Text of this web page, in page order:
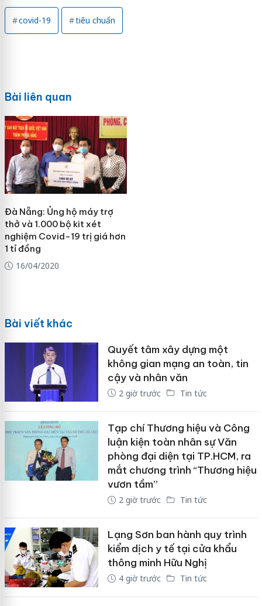
covid-19 tiêu chuẩn
Bài liên quan
Đà Nẵng: Ủng hộ máy trợ
thở và 1.000 bộ kit xét
nghiệm Covid-19 trị giá hơn
1 tỉ đồng
16/04/2020
Bài viết khác
Quyết tâm xây dựng một
không gian mạng an toàn, tin
cậy và nhân văn
2 giờ trước Tin tức
Tạp chí Thương hiệu và Công
luận kiện toàn nhân sự Văn
phòng đại diện tại TP.HCM, ra
mắt chương trình “Thương hiệu
vươn tầm”
2 giờ trước Tin tức
Lạng Sơn ban hành quy trình
kiểm dịch y tế tại cửa khẩu
thông minh Hữu Nghị
4 giờ trước Tin tức